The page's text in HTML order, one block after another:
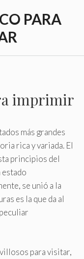
PARA
imprimir
más grandes
rica y variada. El
principios del
estado
se unió a la
es la que da al
para visitar,